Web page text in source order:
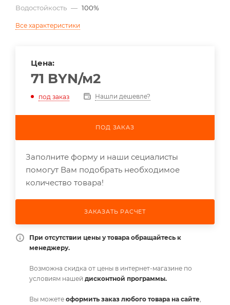
Водостойкость — 100%
Все характеристики
Цена:
71 BYN/м2
под заказ Нашли дешевле?
ПОД ЗАКАЗ
Заполните форму и наши сециалисты
помогут Вам подобрать необходимое
количество товара!
ЗАКАЗАТЬ РАСЧЕТ
При отсутствии цены у товара обращайтесь к
менеджеру.
Возможна скидка от цены в интернет-магазине по
условиям нашей дисконтной программы.
Вы можете оформить заказ любого товара на сайте,